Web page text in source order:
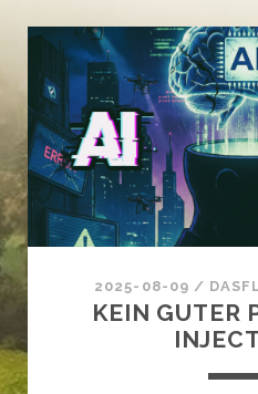
2025-08-09 /
KEIN GUTER